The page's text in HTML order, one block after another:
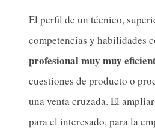
El perfil de un técnico,
competencias y habilidades
profesional muy muy
cuestiones de producto o
una venta cruzada. El
para el interesado, para la